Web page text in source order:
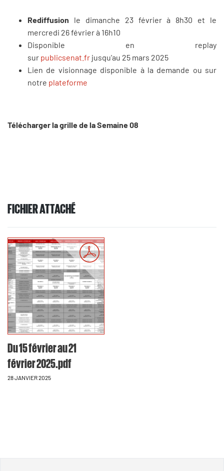
Rediffusion le dimanche 23 février à 8h30 et le
mercredi 26 février à 16h10
Disponible en replay
sur publicsenat.fr jusqu'au 25 mars 2025
Lien de visionnage disponible à la demande ou sur
notre plateforme
Télécharger la grille de la Semaine 08
FICHIER ATTACHÉ
Du 15 février au 21
février 2025.pdf
28 JANVIER 2025